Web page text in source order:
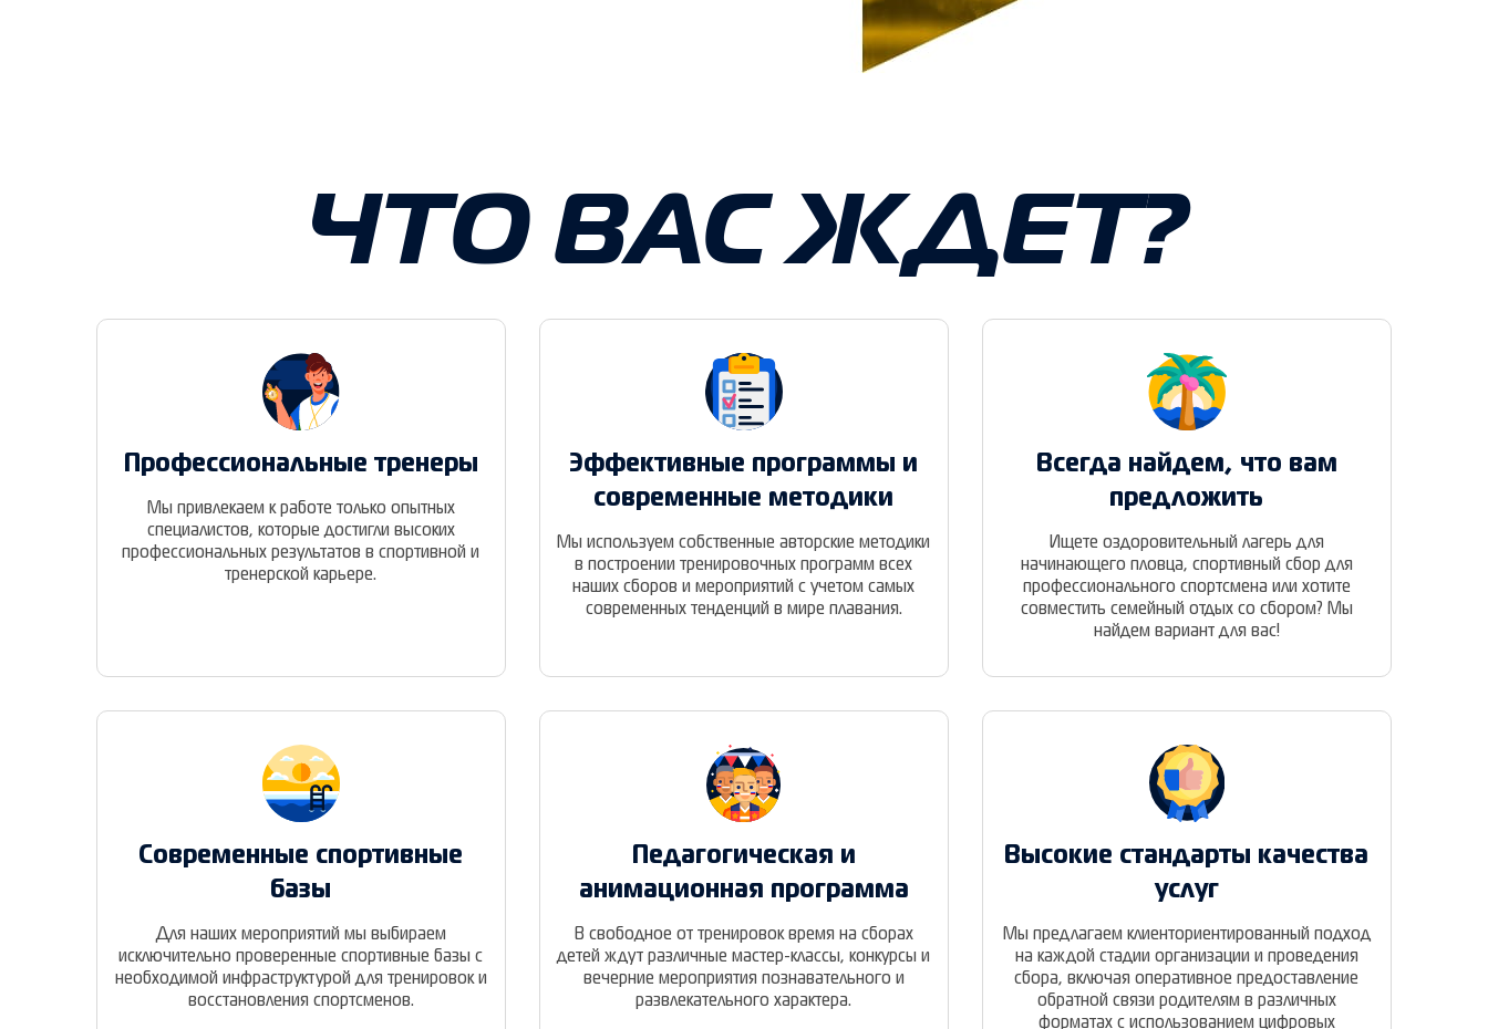
ЧТО ВАС ЖДЕТ?
Профессиональные тренеры
Мы привлекаем к работе только опытных
специалистов, которые достигли высоких
профессиональных результатов в спортивной и
тренерской карьере.
Эффективные программы и
современные методики
Мы используем собственные авторские методики
в построении тренировочных программ всех
наших сборов и мероприятий с учетом самых
современных тенденций в мире плавания.
Всегда найдем, что вам
предложить
Ищете оздоровительный лагерь для
начинающего пловца, спортивный сбор для
профессионального спортсмена или хотите
совместить семейный отдых со сбором? Мы
найдем вариант для вас!
Современные спортивные
базы
Для наших мероприятий мы выбираем
исключительно проверенные спортивные базы с
необходимой инфраструктурой для тренировок и
восстановления спортсменов.
Педагогическая и
анимационная программа
В свободное от тренировок время на сборах
детей ждут различные мастер-классы, конкурсы и
вечерние мероприятия познавательного и
развлекательного характера.
Высокие стандарты качества
услуг
Мы предлагаем клиенториентированный подход
на каждой стадии организации и проведения
сбора, включая оперативное предоставление
обратной связи родителям в различных
форматах с использованием цифровых